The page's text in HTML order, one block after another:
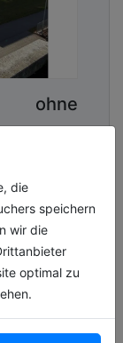
die
speichern
wir die
optimal zu
Schulen
2026
im
dem